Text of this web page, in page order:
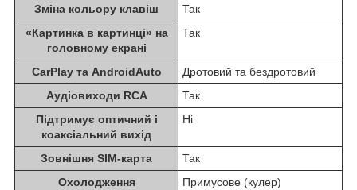
Зміна кольору клавіш
Так
«Картинка в картинці» на
головному екрані
Так
CarPlay та AndroidAuto
Дротовий та бездротовий
Аудіовиходи RCA
Так
Підтримує оптичний і
коаксіальний вихід
Ні
Зовнішня SIM-карта
Так
Охолодження
Примусове (кулер)